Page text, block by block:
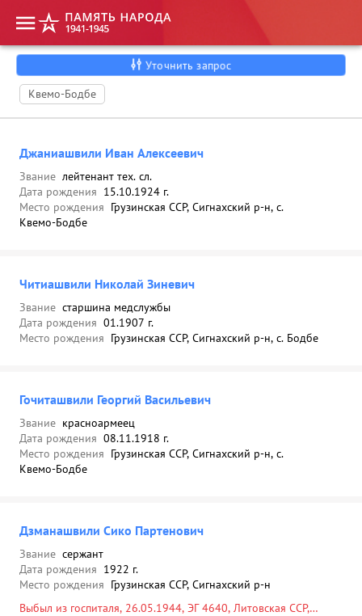
Уточнить запрос
Квемо-Бодбе
Джаниашвили Иван Алексеевич
Звание лейтенант тех. сл.
Дата рождения 15.10.1924 г.
Место рождения Грузинская ССР, Сигнахский р-н, с.
Квемо-Бодбе
Читиашвили Николай Зиневич
Звание старшина медслужбы
Дата рождения 01.1907 г.
Место рождения Грузинская ССР, Сигнахский р-н, с. Бодбе
Гочиташвили Георгий Васильевич
Звание красноармеец
Дата рождения 08.11.1918 г.
Место рождения Грузинская ССР, Сигнахский р-н, с.
Квемо-Бодбе
Дзманашвили Сико Партенович
Звание сержант
Дата рождения 1922 г.
Место рождения Грузинская ССР, Сигнахский р-н
Выбыл из госпиталя, 26.05.1944, ЭГ 4640, Литовская ССР,